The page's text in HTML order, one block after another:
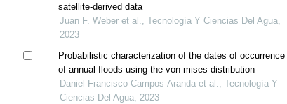
satellite-derived data
Juan F. Weber et al., Tecnología Y Ciencias Del Agua,
2023
Probabilistic characterization of the dates of occurrence
of annual floods using the von mises distribution
Daniel Francisco Campos-Aranda et al., Tecnología Y
Ciencias Del Agua, 2023